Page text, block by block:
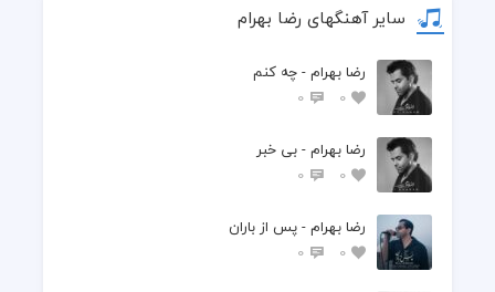
سایر آهنگهای رضا بهرام
رضا بهرام - چه کنم
0
0
رضا بهرام - بی خبر
0
0
رضا بهرام - پس از باران
0
0